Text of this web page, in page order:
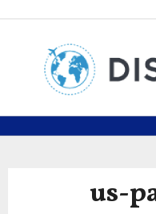
springen
us-